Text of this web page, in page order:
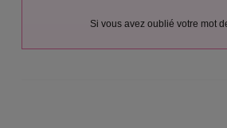
Si vous avez oublié votre mot